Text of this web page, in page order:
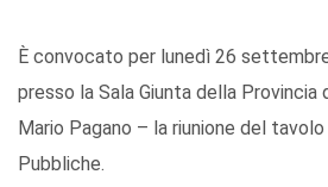
È convocato per lunedì 26
presso la Sala Giunta della Provincia
Mario Pagano – la riunione del
Pubbliche.